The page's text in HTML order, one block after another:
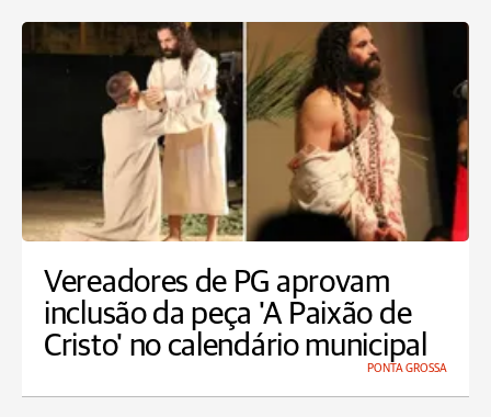
Vereadores de PG aprovam
inclusão da peça 'A Paixão de
Cristo' no calendário municipal
PONTA GROSSA